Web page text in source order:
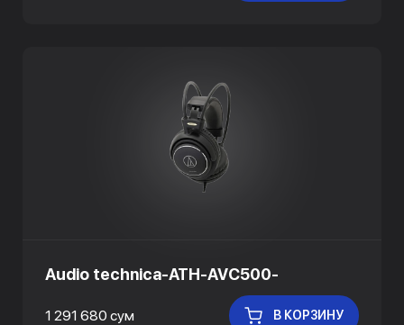
Audio technica-ATH-AVC500-
1 291 680 сум В КОРЗИНУ